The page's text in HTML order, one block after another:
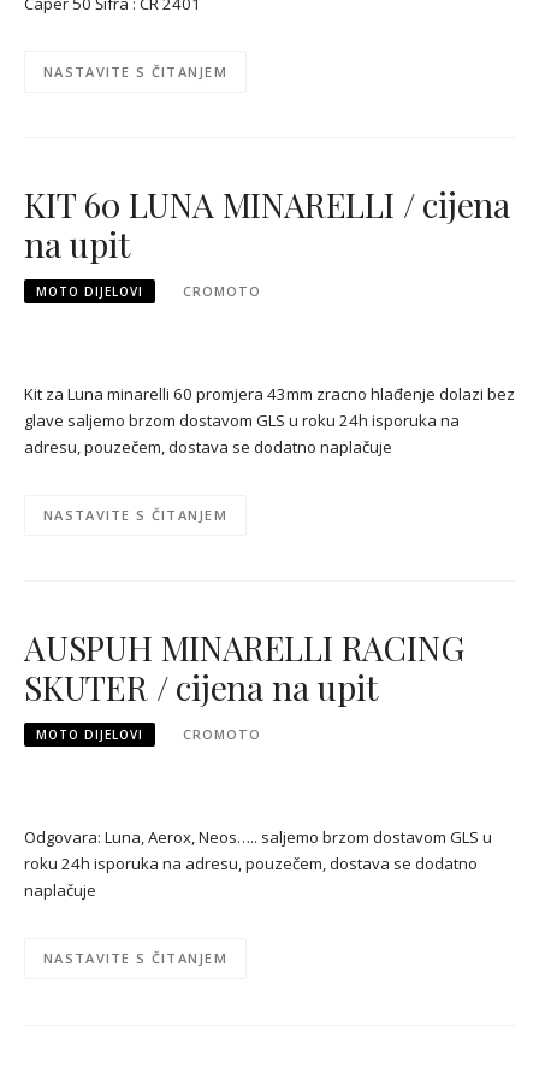
NASTAVITE S ČITANJEM
KIT 60 LUNA MINARELLI / cijena
na upit
MOTO DIJELOVI CROMOTO
Kit za Luna minarelli 60 promjera 43mm zracno hlađenje dolazi bez
glave saljemo brzom dostavom GLS u roku 24h isporuka na
adresu, pouzečem, dostava se dodatno naplačuje
NASTAVITE S ČITANJEM
AUSPUH MINARELLI RACING
SKUTER / cijena na upit
MOTO DIJELOVI CROMOTO
Odgovara: Luna, Aerox, Neos….. saljemo brzom dostavom GLS u
roku 24h isporuka na adresu, pouzečem, dostava se dodatno
naplačuje
NASTAVITE S ČITANJEM